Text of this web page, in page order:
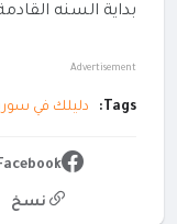
بداية السنه
Advertisement
Tags: دليلك في
نسخ